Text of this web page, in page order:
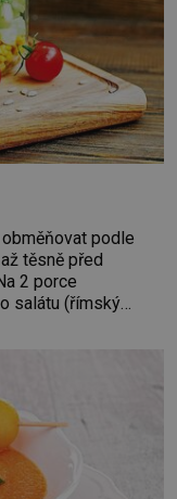
podle
těsně před
2 porce
salátu (římský
✿ 1 lžíci citronové